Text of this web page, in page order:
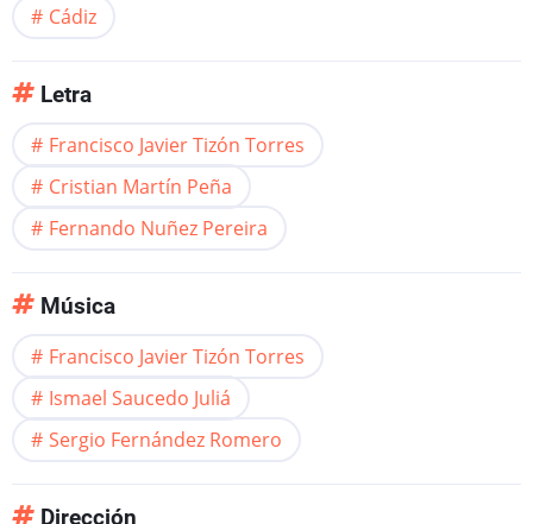
Cádiz
Letra
Francisco Javier Tizón Torres
Cristian Martín Peña
Fernando Nuñez Pereira
Música
Francisco Javier Tizón Torres
Ismael Saucedo Juliá
Sergio Fernández Romero
Dirección